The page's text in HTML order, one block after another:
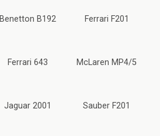
Benetton B192 Ferrari F201
Ferrari 643 McLaren MP4/5
Jaguar 2001 Sauber F201